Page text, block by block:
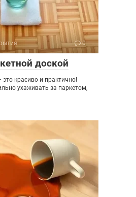
0
доской
это красиво и практично!
ухаживать за паркетом,